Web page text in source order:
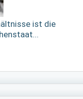
ist die